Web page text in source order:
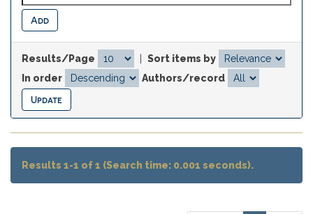
Results/Page
Sort items by
In order
Authors/record
Results 1-1 of 1 (Search time: 0.001 seconds).